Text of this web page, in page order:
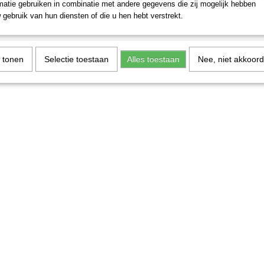
gebruiken in combinatie met andere gegevens die zij mogelijk hebben
gebruik van hun diensten of die u hen hebt verstrekt.
tonen Selectie toestaan Alles toestaan Nee, niet akkoord